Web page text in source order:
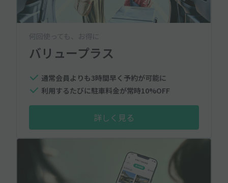
何回使っても、お得に
バリュープラス
通常会員よりも3時間早く予約が可能に
利用するたびに駐車料金が常時10%OFF
詳しく見る